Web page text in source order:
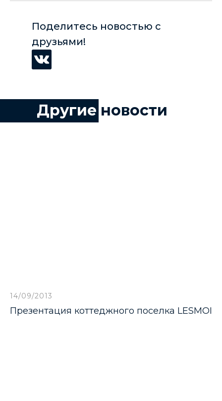
Поделитесь новостью с
друзьями!
Другие новости
14/09/2013
Презентация коттеджного поселка LESMOI